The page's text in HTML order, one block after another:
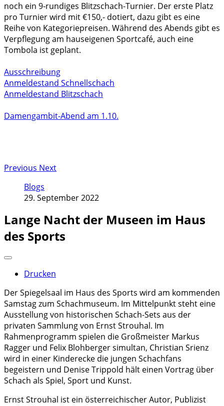
noch ein 9-rundiges Blitzschach-Turnier. Der erste Platz
pro Turnier wird mit €150,- dotiert, dazu gibt es eine
Reihe von Kategoriepreisen. Während des Abends gibt es
Verpflegung am hauseigenen Sportcafé, auch eine
Tombola ist geplant.
Ausschreibung
Anmeldestand Schnellschach
Anmeldestand Blitzschach
Damengambit-Abend am 1.10.
Previous Next
Blogs
29. September 2022
Lange Nacht der Museen im Haus
des Sports
Drucken
Der Spiegelsaal im Haus des Sports wird am kommenden
Samstag zum Schachmuseum. Im Mittelpunkt steht eine
Ausstellung von historischen Schach-Sets aus der
privaten Sammlung von Ernst Strouhal. Im
Rahmenprogramm spielen die Großmeister Markus
Ragger und Felix Blohberger simultan, Christian Srienz
wird in einer Kinderecke die jungen Schachfans
begeistern und Denise Trippold hält einen Vortrag über
Schach als Spiel, Sport und Kunst.
Ernst Strouhal ist ein österreichischer Autor, Publizist